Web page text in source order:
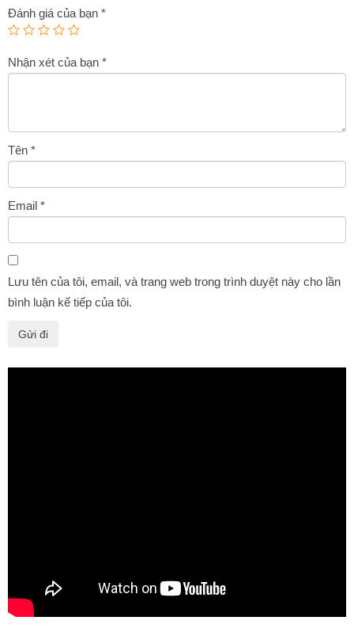
Đánh giá của bạn *
Nhận xét của bạn *
Tên *
Email *
Lưu tên của tôi, email, và trang web trong trình duyệt này cho lần
bình luận kế tiếp của tôi.